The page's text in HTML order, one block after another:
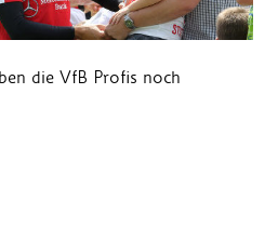
die VfB Profis noch